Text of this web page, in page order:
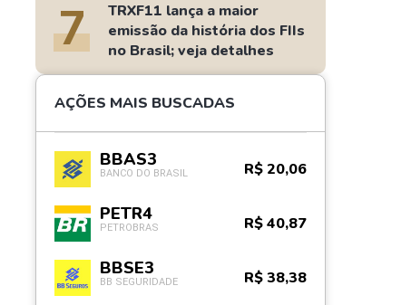
7
TRXF11 lança a maior
emissão da história dos FIIs
no Brasil; veja detalhes
AÇÕES MAIS BUSCADAS
BBAS3
BANCO DO BRASIL R$ 20,06
PETR4
PETROBRAS R$ 40,87
BBSE3
BB SEGURIDADE R$ 38,38